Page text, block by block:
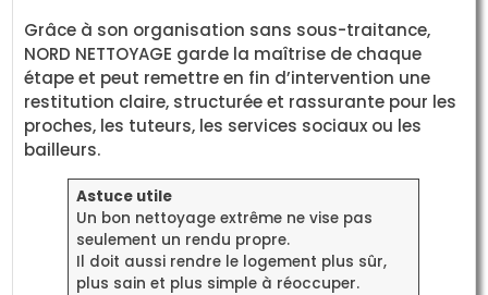
Grâce à son organisation sans sous-traitance,
NORD NETTOYAGE garde la maîtrise de chaque
étape et peut remettre en fin d’intervention une
restitution claire, structurée et rassurante pour les
proches, les tuteurs, les services sociaux ou les
bailleurs.
Astuce utile
Un bon nettoyage extrême ne vise pas
seulement un rendu propre.
Il doit aussi rendre le logement plus sûr,
plus sain et plus simple à réoccuper.